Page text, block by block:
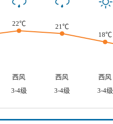
22℃
21℃
18℃
西风 西风
西风
3-4级 3-4级 3-4级